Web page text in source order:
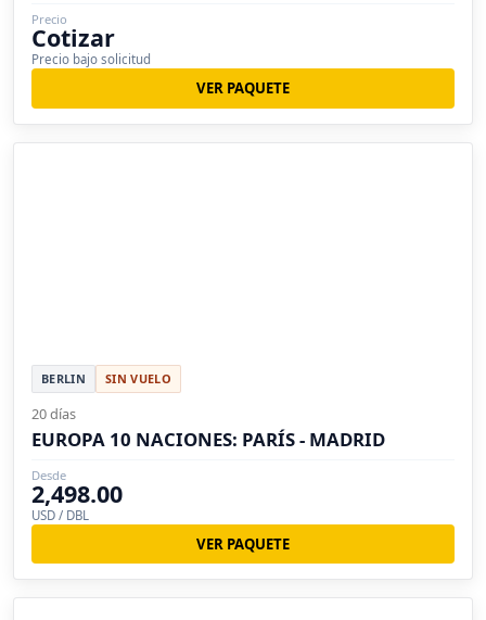
Precio
Cotizar
Precio bajo solicitud
VER PAQUETE
BERLIN SIN VUELO
20 días
EUROPA 10 NACIONES: PARÍS - MADRID
Desde
2,498.00
USD / DBL
VER PAQUETE